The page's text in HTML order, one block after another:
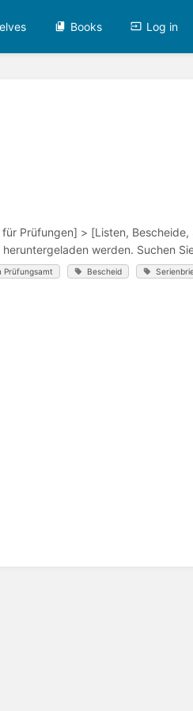
Books Log in
Prüfungen] > [Listen, Bescheide,
werden. Suchen
Prüfungsamt Bescheid